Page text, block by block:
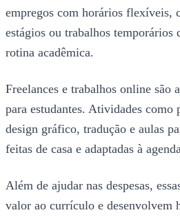
empregos com horários flexíveis,
estágios ou trabalhos temporários
rotina acadêmica.
Freelances e trabalhos online são
para estudantes. Atividades como
design gráfico, tradução e aulas
feitas de casa e adaptadas à
Além de ajudar nas despesas,
valor ao currículo e desenvolvem